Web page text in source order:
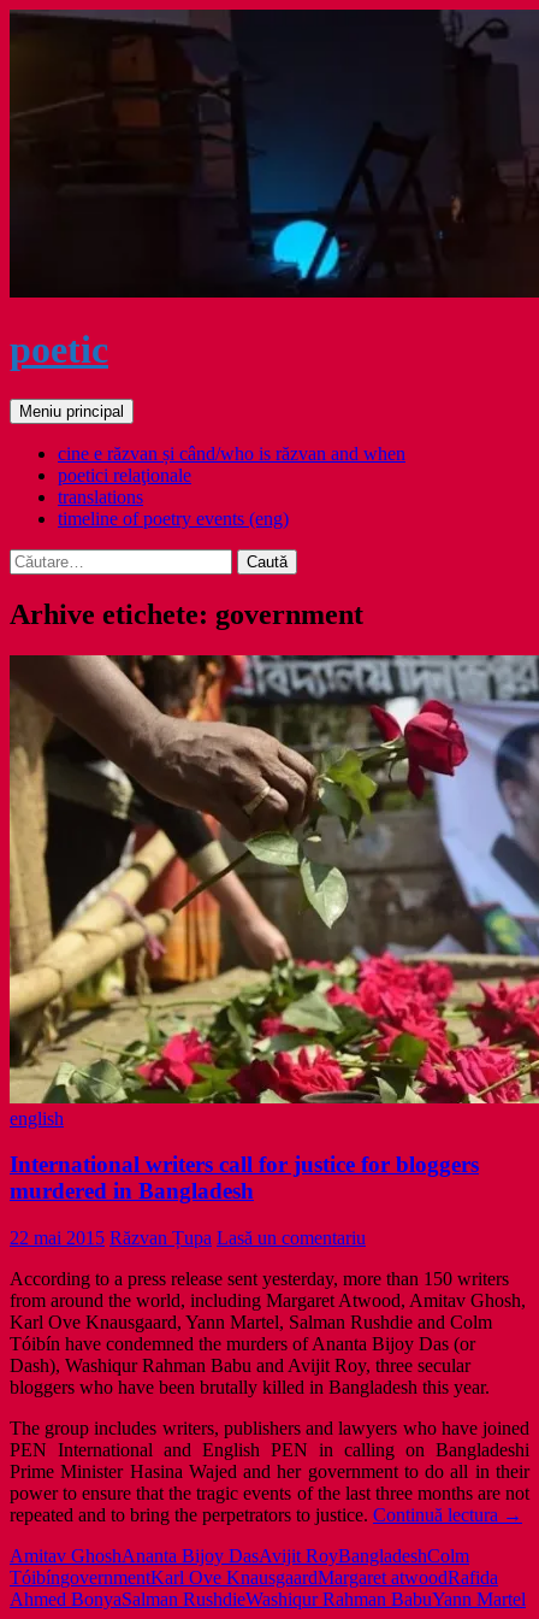
Sari
poetic
Caută
Meniu principal
cine e răzvan și când/who is răzvan and when
poetici relaţionale
translations
timeline of poetry events (eng)
Caută
după:
Arhive etichete: government
english
International writers call for justice for bloggers
murdered in Bangladesh
22 mai 2015 Răzvan Țupa Lasă un comentariu
According to a press release sent yesterday, more than 150 writers
from around the world, including Margaret Atwood, Amitav Ghosh,
Karl Ove Knausgaard, Yann Martel, Salman Rushdie and Colm
Tóibín have condemned the murders of Ananta Bijoy Das (or
Dash), Washiqur Rahman Babu and Avijit Roy, three secular
bloggers who have been brutally killed in Bangladesh this year.
The group includes writers, publishers and lawyers who have joined
PEN International and English PEN in calling on Bangladeshi
Prime Minister Hasina Wajed and her government to do all in their
power to ensure that the tragic events of the last three months are not
repeated and to bring the perpetrators to justice. Continuă lectura →
Amitav GhoshAnanta Bijoy DasAvijit RoyBangladeshColm
TóibíngovernmentKarl Ove KnausgaardMargaret atwoodRafida
Ahmed BonyaSalman RushdieWashiqur Rahman BabuYann Martel